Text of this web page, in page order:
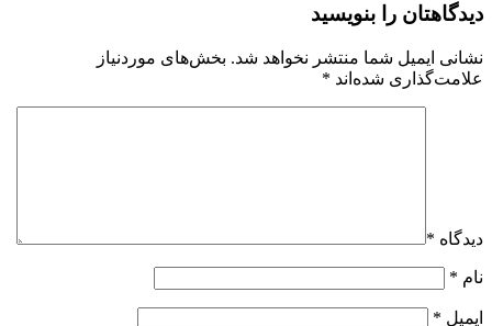
دیدگاهتان را بنویسید
نشانی ایمیل شما منتشر نخواهد شد. بخش‌های موردنیاز
علامت‌گذاری شده‌اند *
دیدگاه *
نام *
ایمیل *